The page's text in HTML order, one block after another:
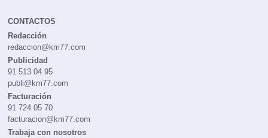
CONTACTOS
Redacción
redaccion@km77.com
Publicidad
91 513 04 95
publi@km77.com
Facturación
91 724 05 70
facturacion@km77.com
Trabaja con nosotros